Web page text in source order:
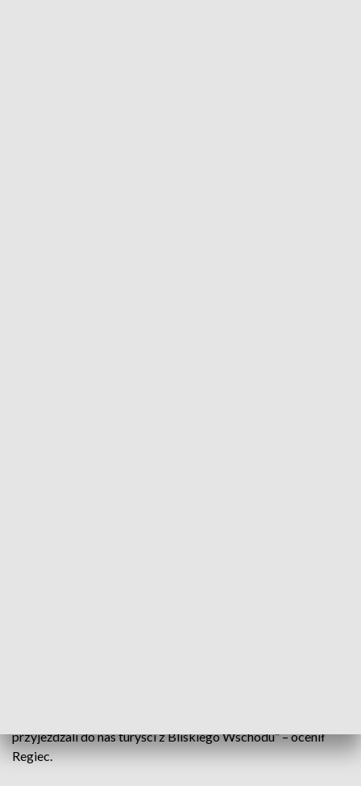
przyjeżdżali do nas turyści z Bliskiego Wschodu” – ocenił
Regiec.